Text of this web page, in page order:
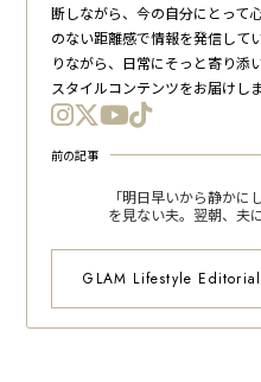
断しながら、今の自分にとって
のない距離感で情報を発信して
りながら、日常にそっと寄り添
スタイルコンテンツをお届けしま
前の記事
「明日早いから静か
を見ない夫。翌朝、夫
GLAM Lifestyle